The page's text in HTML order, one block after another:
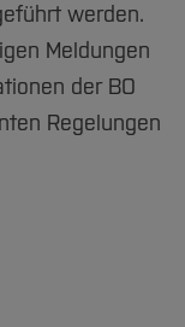
werden.
Meldungen
der BO
Regelungen